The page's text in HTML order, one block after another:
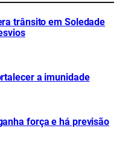
trânsito em Soledade
a imunidade
força e há previsão